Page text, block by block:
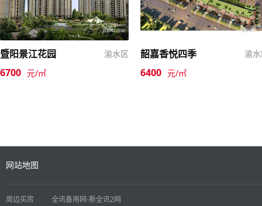
暨阳景江花园 渝水区
6700 元/㎡
韶嘉香悦四季 渝
6400 元/㎡
网站地图
周边买房 全讯备用网-新全讯2网